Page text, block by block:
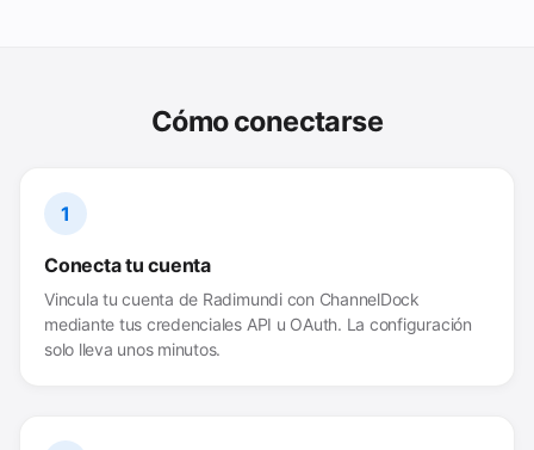
Cómo conectarse
1
Conecta tu cuenta
Vincula tu cuenta de Radimundi con ChannelDock
mediante tus credenciales API u OAuth. La configuración
solo lleva unos minutos.